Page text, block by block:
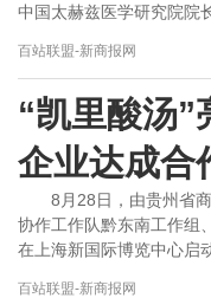
中国太赫兹医学研究院院
百站联盟-新商报网
“凯里酸汤
企业达成合
8月28日，由贵州省
协作工作队黔东南工作组
在上海新国际博览中心启
百站联盟-新商报网